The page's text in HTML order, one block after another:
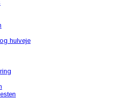
hulveje